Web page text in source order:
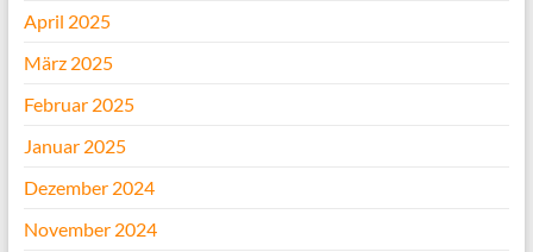
April 2025
März 2025
Februar 2025
Januar 2025
Dezember 2024
November 2024